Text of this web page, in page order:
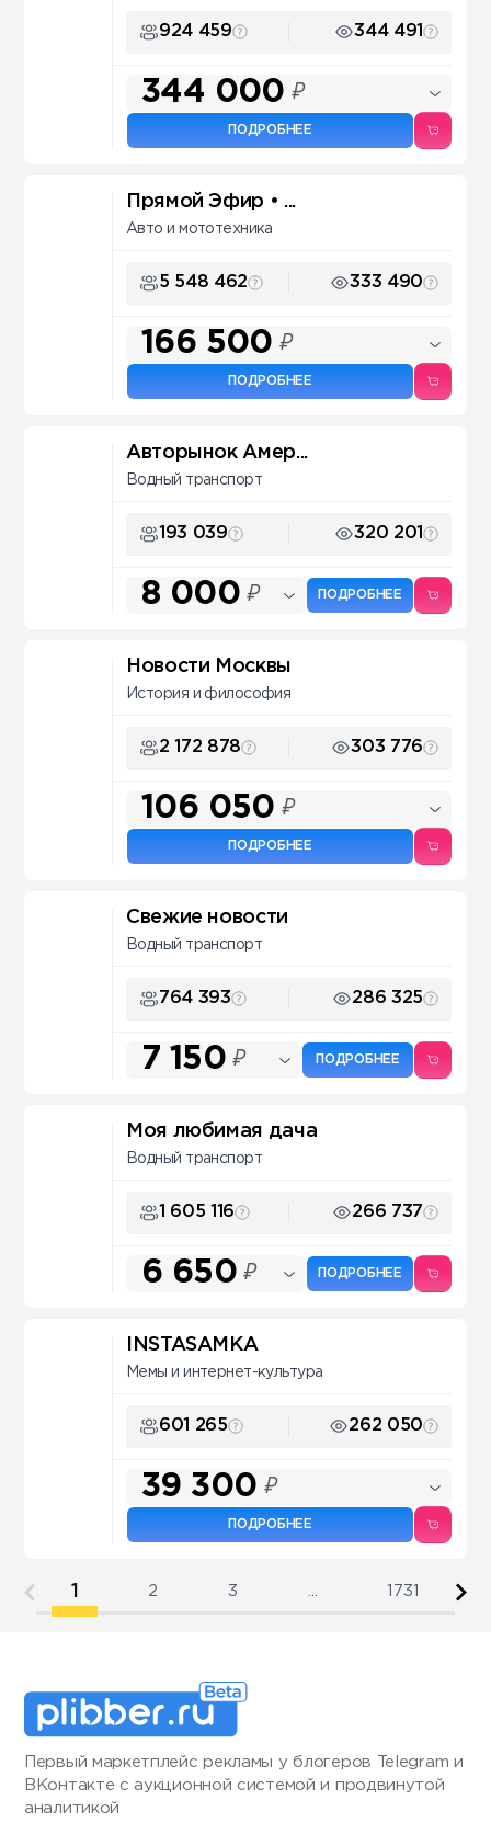
924 459 344 491
344 000 ₽
ПОДРОБНЕЕ
Прямой Эфир • ...
Авто и мототехника
5 548 462 333 490
166 500 ₽
ПОДРОБНЕЕ
Авторынок Амер...
Водный транспорт
193 039 320 201
8 000 ₽ ПОДРОБНЕЕ
Новости Москвы
История и философия
2 172 878 303 776
106 050 ₽
ПОДРОБНЕЕ
Свежие новости
Водный транспорт
764 393 286 325
7 150 ₽ ПОДРОБНЕЕ
Моя любимая дача
Водный транспорт
1 605 116 266 737
6 650 ₽ ПОДРОБНЕЕ
INSTASAMKA
Мемы и интернет-культура
601 265 262 050
39 300 ₽
ПОДРОБНЕЕ
1 2 3 1731
Первый маркетплейс рекламы у блогеров Telegram и
ВКонтакте с аукционной системой и продвинутой
аналитикой